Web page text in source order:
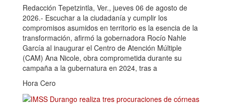
Redacción Tepetzintla, Ver., jueves 06 de agosto de
2026.- Escuchar a la ciudadanía y cumplir los
compromisos asumidos en territorio es la esencia de la
transformación, afirmó la gobernadora Rocío Nahle
García al inaugurar el Centro de Atención Múltiple
(CAM) Ana Nicole, obra comprometida durante su
campaña a la gubernatura en 2024, tras a
Hora Cero